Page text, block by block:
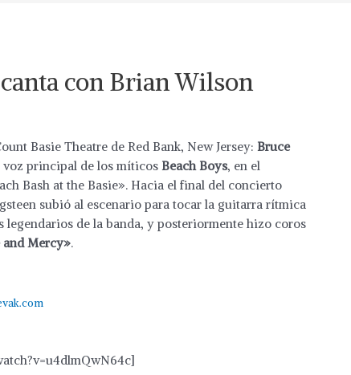
con Brian Wilson
Basie Theatre de Red Bank, New Jersey:Bruce
voz principal de los míticosBeach Boys, en el
Bash at the Basie». Hacia el final del concierto
subió al escenario para tocar la guitarra rítmica
legendarios de la banda, y posteriormente hizo coros
and Mercy».